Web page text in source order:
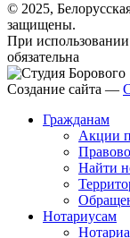
© 2025,
защищены.
При использовании
обязательна
Создание сайта —
Гражданам
Акции
Найти
Нотариусам